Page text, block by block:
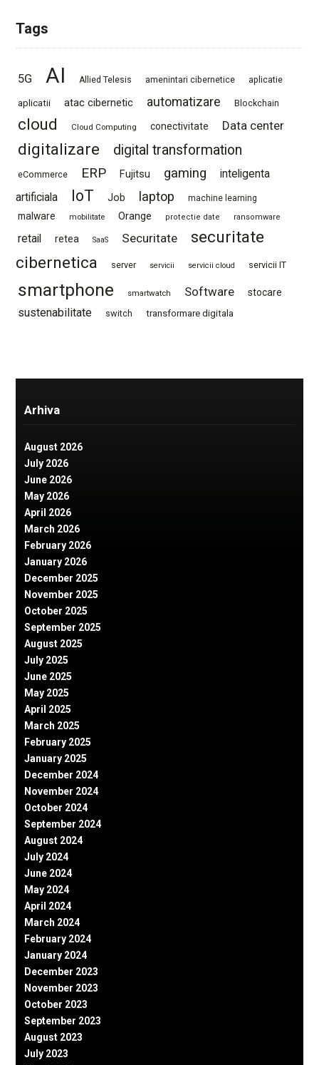
Tags
5G AI Allied Telesis amenintari cibernetice aplicatie
aplicatii atac cibernetic automatizare Blockchain
cloud Cloud Computing conectivitate Data center
digitalizare digital transformation
eCommerce ERP Fujitsu gaming
inteligenta
artificiala
IoT Job laptop machine learning
malware mobilitate Orange protectie date ransomware
retail retea SaaS Securitate
securitate
cibernetica
server servicii servicii cloud servicii IT
smartphone smartwatch Software stocare
sustenabilitate switch transformare digitala
Arhiva
August 2026
July 2026
June 2026
May 2026
April 2026
March 2026
February 2026
January 2026
December 2025
November 2025
October 2025
September 2025
August 2025
July 2025
June 2025
May 2025
April 2025
March 2025
February 2025
January 2025
December 2024
November 2024
October 2024
September 2024
August 2024
July 2024
June 2024
May 2024
April 2024
March 2024
February 2024
January 2024
December 2023
November 2023
October 2023
September 2023
August 2023
July 2023